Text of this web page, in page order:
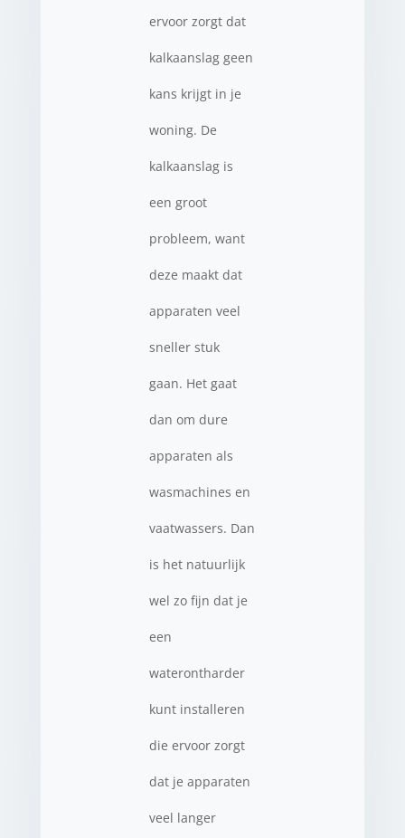
ervoor zorgt dat
kalkaanslag geen
kans krijgt in je
woning. De
kalkaanslag is
een groot
probleem, want
deze maakt dat
apparaten veel
sneller stuk
gaan. Het gaat
dan om dure
apparaten als
wasmachines en
vaatwassers. Dan
is het natuurlijk
wel zo fijn dat je
een
waterontharder
kunt installeren
die ervoor zorgt
dat je apparaten
veel langer